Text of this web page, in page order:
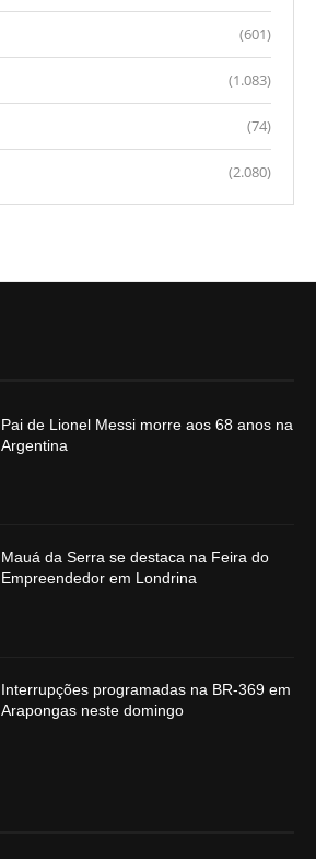
(601)
(1.083)
(74)
(2.080)
Pai de Lionel Messi morre aos 68 anos na
Argentina
Mauá da Serra se destaca na Feira do
Empreendedor em Londrina
Interrupções programadas na BR-369 em
Arapongas neste domingo